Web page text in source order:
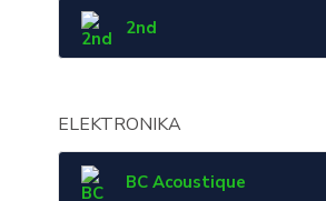
2nd
ELEKTRONIKA
BC Acoustique